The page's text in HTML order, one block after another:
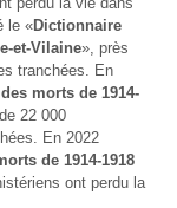
le «Dictionnaire
et-Vilaine», près
tranchées. En
morts de 1914-
22 000
En 2022
de 1914-1918
ont perdu la